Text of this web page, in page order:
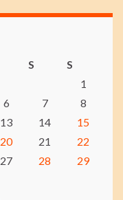
S
S
1
6 7
8
13 14
15
20 21
22
27 28
29